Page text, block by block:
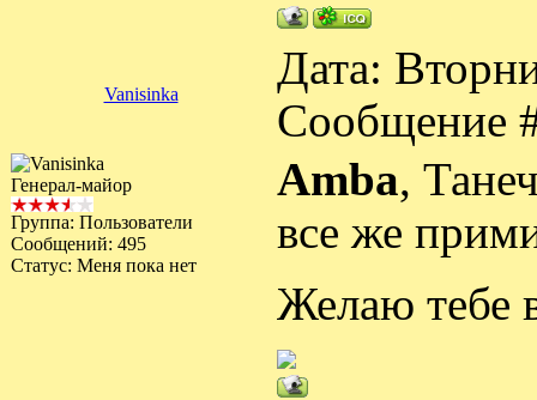
Vanisinka
Дата:
Сообщение
Генерал-майор
Группа: Пользователи
Сообщений: 495
Статус: Меня пока нет
Amba,
все же
Желаю тебе